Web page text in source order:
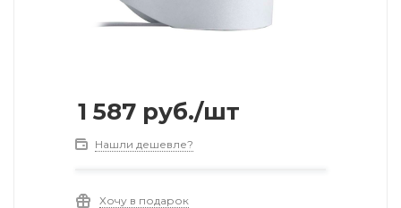
1 587 руб./шт
Нашли дешевле?
Хочу в подарок